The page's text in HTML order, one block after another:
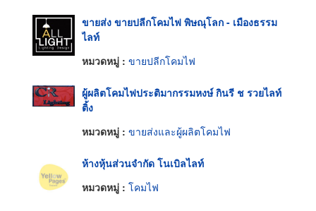
ขายส่ง ขายปลีกโคมไฟ พิษณุโลก - เมืองธรรม
ไลท์
หมวดหมู่ : ขายปลีกโคมไฟ
ผู้ผลิตโคมไฟประติมากรรมหงษ์ กินรี ช รวยไลท์
ติ้ง
หมวดหมู่ : ขายส่งและผู้ผลิตโคมไฟ
ห้างหุ้นส่วนจำกัด โนเบิลไลท์
หมวดหมู่ : โคมไฟ